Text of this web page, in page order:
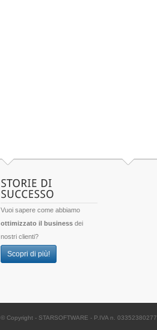
Vuoi sapere come abbiamo
ottimizzato il business dei
nostri clienti?
Scopri di più!
© Copyright - STARSOFTWARE - P.IVA n. 03352380277